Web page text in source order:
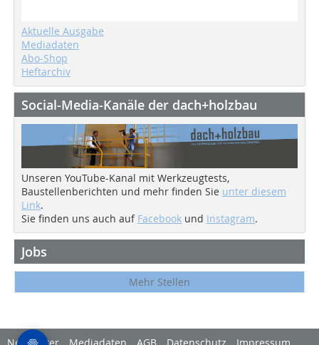
Aktuelle Ausgabe
Mediadaten
Abo-Shop
Heftarchiv
Social-Media-Kanäle der dach+holzbau
Unseren YouTube-Kanal mit Werkzeugtests,
Baustellenberichten und mehr finden Sie unter diesem
Link.
Sie finden uns auch auf Facebook und Instagram.
Jobs
Mehr Stellen